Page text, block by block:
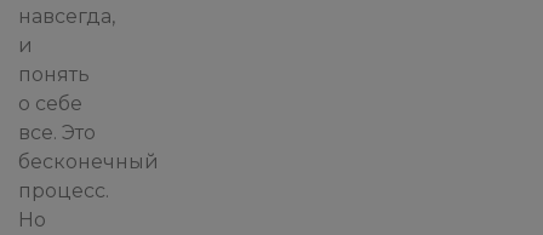
навсегда,
и
понять
о себе
все. Это
бесконечный
процесс.
Но